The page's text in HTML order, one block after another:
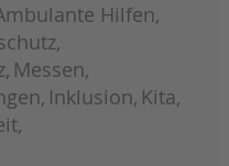
Hilfen
Messen
Inklusion Kita